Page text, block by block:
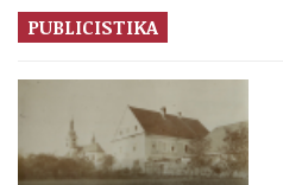
PUBLICISTIKA